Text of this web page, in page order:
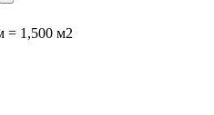
= 1,500 м2